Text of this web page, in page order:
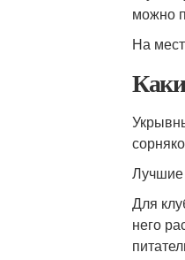
можно
На
Лучшие
Для
него